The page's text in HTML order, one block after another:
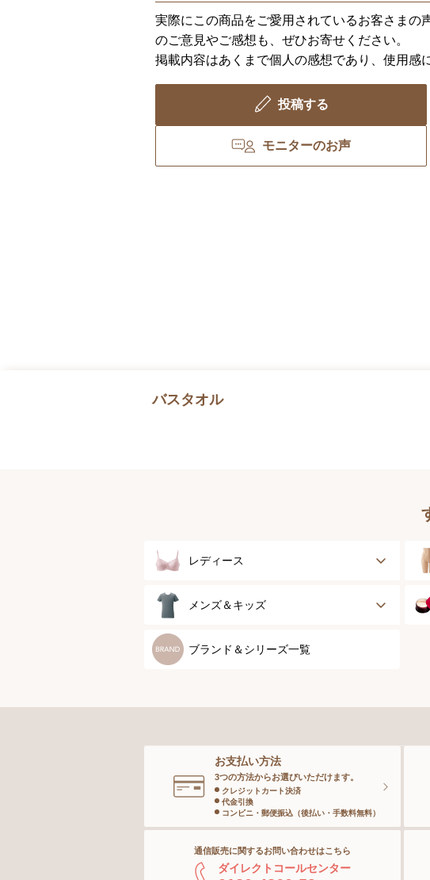
実際にこの商品をご愛用されているお客さまの
のご意見やご感想も、ぜひお寄せください。
掲載内容はあくまで個人の感想であり、使用感
投稿する
モニターのお声
バスタオル
レディース
ブラジャー
ブラジャーパッド
ランジェリー
インナー
ボトム
メンズ＆キッズ
メンズトップ
キッズ＆ベビー
ブランド＆シリーズ一覧
お支払い方法
3つの方法からお選びいただけます。
クレジットカート決済
代金引換
コンビニ・郵便振込（後払い・手数料無料）
通信販売に関するお問い合わせはこちら
ダイレクトコールセンター